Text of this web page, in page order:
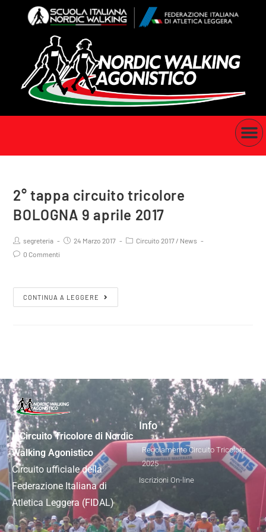
2° tappa circuito tricolore
BOLOGNA 9 aprile 2017
segreteria 24 Marzo 2017 Circuito 2017 / News
0 Commenti
CONTINUA A LEGGERE
Il Circuito Tricolore di Nordic
Walking Agonistico
Circuito ufficiale della
Federazione Italiana di
Atletica Leggera (FIDAL)
Info
Regolamento Circuito Tricolore
2025
Iscrizioni On-line